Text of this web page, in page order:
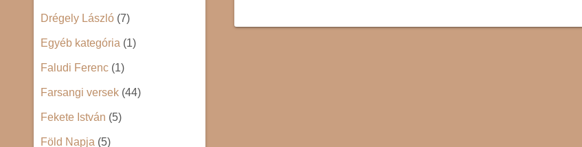
Drégely László (7)
Egyéb kategória (1)
Faludi Ferenc (1)
Farsangi versek (44)
Fekete István (5)
Föld Napja (5)